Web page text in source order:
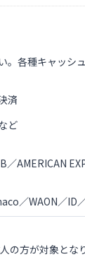
。各種キャッシ
済
ど
／AMERICAN
／WAON／ID
の方が対象とな